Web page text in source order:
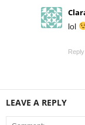
lol
Reply
LEAVE A REPLY